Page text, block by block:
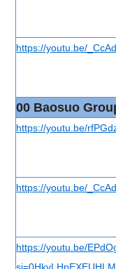
https://youtu.be/
00 Baosuo
https://youtu.be/
https://youtu.be/
https://youtu.be/